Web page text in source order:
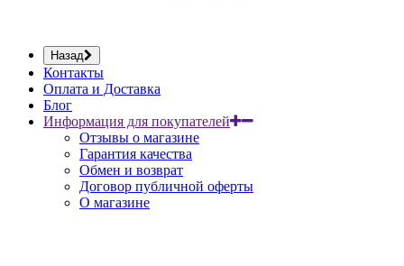
Назад
Контакты
Оплата и Доставка
Блог
Информация для покупателей
Отзывы о магазине
Гарантия качества
Обмен и возврат
Договор публичной оферты
О магазине